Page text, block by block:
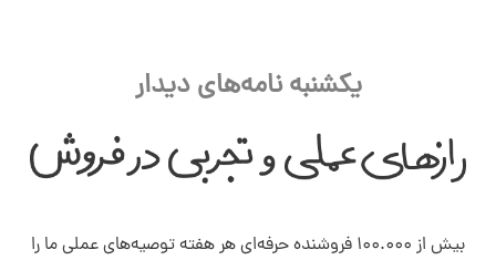
یکشنبه نامه‌های دیدار
بیش از ۱۰۰.۰۰۰ فروشنده حرفه‌ای هر هفته توصیه‌های عملی ما را